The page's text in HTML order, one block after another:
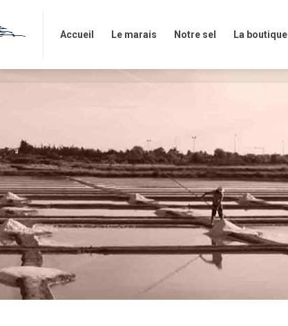
Accueil Le marais Notre sel La boutique